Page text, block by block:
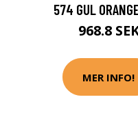
574 GUL
968.8
MER INFO!